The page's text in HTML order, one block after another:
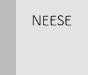
NEESE